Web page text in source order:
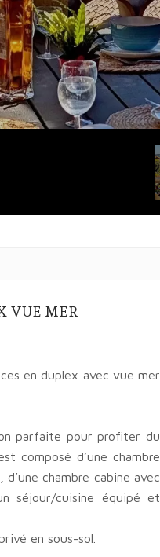
VUE MER
en duplex avec vue mer
parfaite pour profiter du
composé d’une chambre
chambre cabine avec
séjour/cuisine équipé et
en sous-sol.